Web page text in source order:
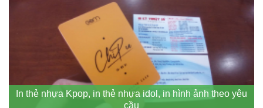
In thẻ nhựa Kpop, in thẻ nhựa idol, in hình ảnh theo yêu
cầu